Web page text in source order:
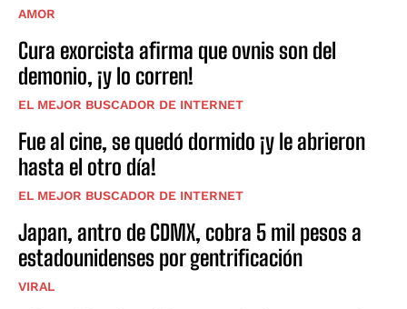
AMOR
Cura exorcista afirma que ovnis son del
demonio, ¡y lo corren!
EL MEJOR BUSCADOR DE INTERNET
Fue al cine, se quedó dormido ¡y le abrieron
hasta el otro día!
EL MEJOR BUSCADOR DE INTERNET
Japan, antro de CDMX, cobra 5 mil pesos a
estadounidenses por gentrificación
VIRAL